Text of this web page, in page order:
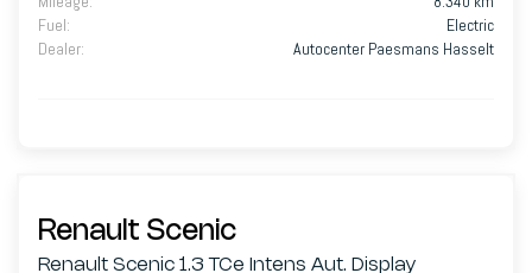
Fuel:
Electric
Dealer: Autocenter Paesmans Hasselt
Renault Scenic
Renault Scenic 1.3 TCe Intens Aut. Display